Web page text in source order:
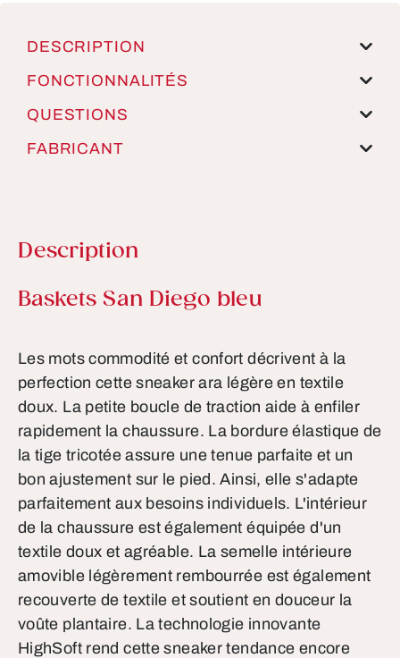
DESCRIPTION
FONCTIONNALITÉS
QUESTIONS
FABRICANT
Description
Informations sur le produit
Baskets San Diego bleu
Les mots commodité et confort décrivent à la
perfection cette sneaker ara légère en textile
doux. La petite boucle de traction aide à enfiler
rapidement la chaussure. La bordure élastique de
la tige tricotée assure une tenue parfaite et un
bon ajustement sur le pied. Ainsi, elle s'adapte
parfaitement aux besoins individuels. L'intérieur
de la chaussure est également équipée d'un
textile doux et agréable. La semelle intérieure
amovible légèrement rembourrée est également
recouverte de textile et soutient en douceur la
voûte plantaire. La technologie innovante
HighSoft rend cette sneaker tendance encore